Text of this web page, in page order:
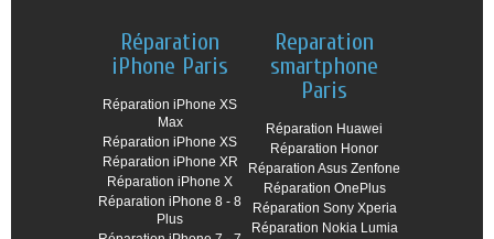
Réparation
iPhone Paris
Réparation iPhone XS
Max
Réparation iPhone XS
Réparation iPhone XR
Réparation iPhone X
Réparation iPhone 8 - 8
Plus
Reparation
smartphone
Paris
Réparation Huawei
Réparation Honor
Réparation Asus Zenfone
Réparation OnePlus
Réparation Sony Xperia
Réparation Nokia Lumia